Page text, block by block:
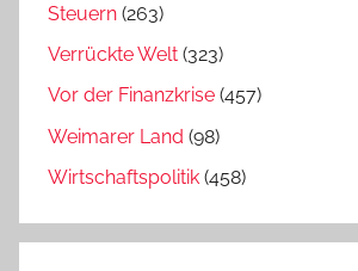
Steuern (263)
Verrückte Welt (323)
Vor der Finanzkrise (457)
Weimarer Land (98)
Wirtschaftspolitik (458)